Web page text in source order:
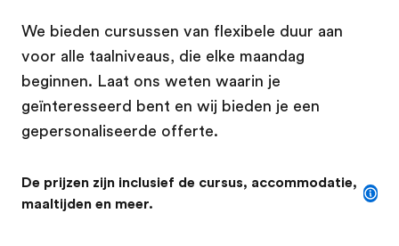
Over ons
Wie wij zijn
Careers
We bieden cursussen van flexibele duur aan
voor alle taalniveaus, die elke maandag
beginnen. Laat ons weten waarin je
geïnteresseerd bent en wij bieden je een
gepersonaliseerde offerte.
De prijzen zijn inclusief de cursus, accommodatie,
maaltijden en meer.